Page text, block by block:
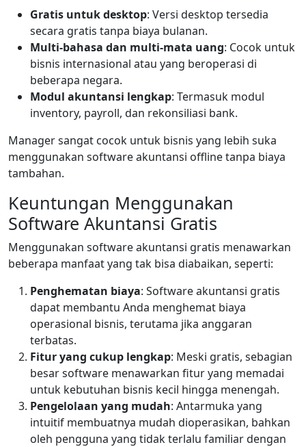
Gratis untuk desktop: Versi desktop tersedia
secara gratis tanpa biaya bulanan.
Multi-bahasa dan multi-mata uang: Cocok untuk
bisnis internasional atau yang beroperasi di
beberapa negara.
Modul akuntansi lengkap: Termasuk modul
inventory, payroll, dan rekonsiliasi bank.
Manager sangat cocok untuk bisnis yang lebih suka
menggunakan software akuntansi offline tanpa biaya
tambahan.
Keuntungan Menggunakan
Software Akuntansi Gratis
Menggunakan software akuntansi gratis menawarkan
beberapa manfaat yang tak bisa diabaikan, seperti:
Penghematan biaya: Software akuntansi gratis
dapat membantu Anda menghemat biaya
operasional bisnis, terutama jika anggaran
terbatas.
Fitur yang cukup lengkap: Meski gratis, sebagian
besar software menawarkan fitur yang memadai
untuk kebutuhan bisnis kecil hingga menengah.
Pengelolaan yang mudah: Antarmuka yang
intuitif membuatnya mudah dioperasikan, bahkan
oleh pengguna yang tidak terlalu familiar dengan